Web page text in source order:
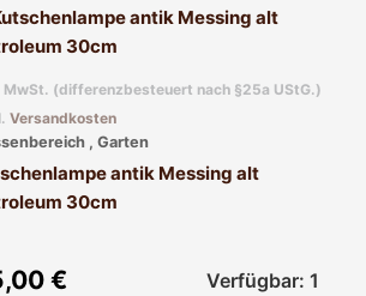
MwSt. (differenzbesteuert nach §25a UStG.)
Versandkosten
, Garten
antik Messing alt
30cm
€ Verfügbar: 1